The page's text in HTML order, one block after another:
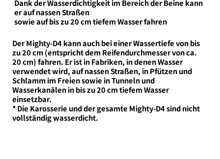
Der Mighty-D4 kann auch bei einer Wassertiefe von bis
zu 20 cm (entspricht dem Reifendurchmesser von ca.
20 cm) fahren. Er ist in Fabriken, in denen Wasser
verwendet wird, auf nassen Straßen, in Pfützen und
Schlamm im Freien sowie in Tunneln und
Wasserkanälen in bis zu 20 cm tiefem Wasser
einsetzbar.
​* Die Karosserie und der gesamte Mighty-D4 sind nicht
vollständig wasserdicht.
Dank der Wasserdichtigkeit im Bereich der Beine kann
er auf nassen Straßen
sowie auf bis zu 20 cm tiefem Wasser fahren